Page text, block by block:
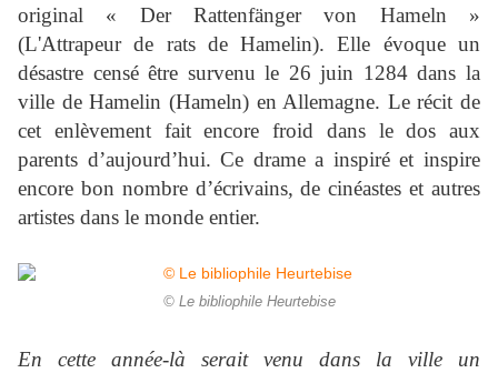
original « Der Rattenfänger von Hameln »
(L'Attrapeur de rats de Hamelin). Elle évoque un
désastre censé être survenu le 26 juin 1284 dans la
ville de Hamelin (Hameln) en Allemagne. Le récit de
cet enlèvement fait encore froid dans le dos aux
parents d’aujourd’hui. Ce drame a inspiré et inspire
encore bon nombre d’écrivains, de cinéastes et autres
artistes dans le monde entier.
© Le bibliophile Heurtebise
En cette année-là serait venu dans la ville un